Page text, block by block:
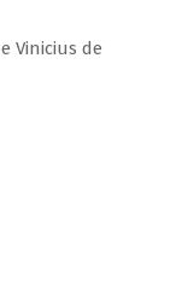
Vinicius de